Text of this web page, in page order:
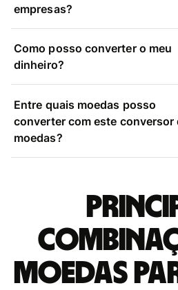
empresas?
Como posso converter o meu
dinheiro?
Entre quais moedas posso
converter com este conversor
moedas?
moedas